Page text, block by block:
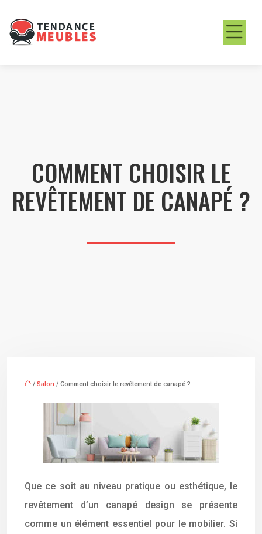
COMMENT CHOISIR LE
REVÊTEMENT DE CANAPÉ ?
/ Salon / Comment choisir le revêtement de canapé ?
Que ce soit au niveau pratique ou esthétique, le
revêtement d’un canapé design se présente
comme un élément essentiel pour le mobilier. Si